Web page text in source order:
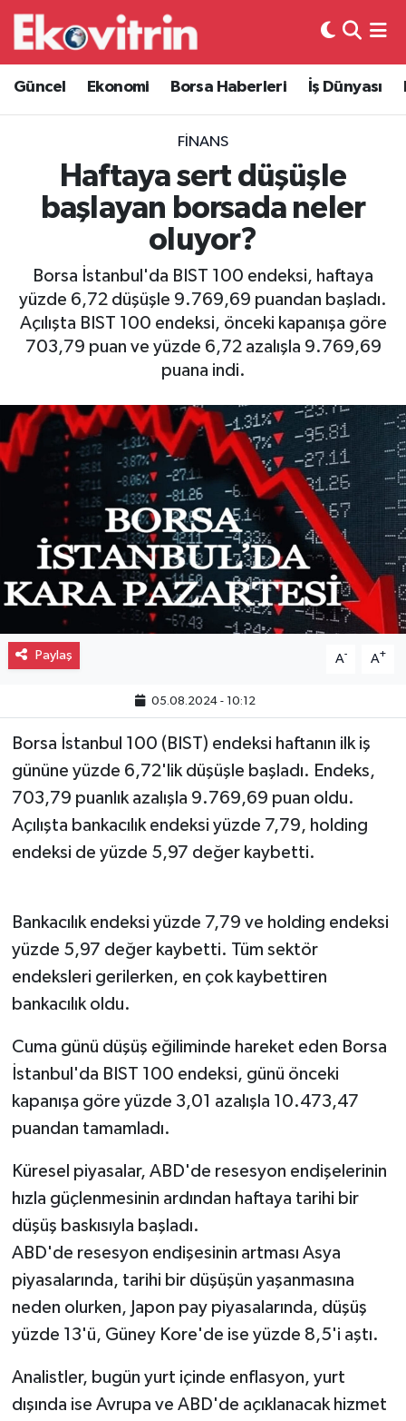
Güncel Ekonomi Borsa Haberleri İş Dünyası
FINANS
Haftaya sert düşüşle
başlayan borsada neler
oluyor?
Borsa İstanbul'da BIST 100 endeksi, haftaya
yüzde 6,72 düşüşle 9.769,69 puandan başladı.
Açılışta BIST 100 endeksi, önceki kapanışa göre
703,79 puan ve yüzde 6,72 azalışla 9.769,69
puana indi.
Paylaş A- A+
05.08.2024 - 10:12
Borsa İstanbul 100 (BIST) endeksi haftanın ilk iş
gününe yüzde 6,72'lik düşüşle başladı. Endeks,
703,79 puanlık azalışla 9.769,69 puan oldu.
Açılışta bankacılık endeksi yüzde 7,79, holding
endeksi de yüzde 5,97 değer kaybetti.
Bankacılık endeksi yüzde 7,79 ve holding endeksi
yüzde 5,97 değer kaybetti. Tüm sektör
endeksleri gerilerken, en çok kaybettiren
bankacılık oldu.
Cuma günü düşüş eğiliminde hareket eden Borsa
İstanbul'da BIST 100 endeksi, günü önceki
kapanışa göre yüzde 3,01 azalışla 10.473,47
puandan tamamladı.
Küresel piyasalar, ABD'de resesyon endişelerinin
hızla güçlenmesinin ardından haftaya tarihi bir
düşüş baskısıyla başladı.
ABD'de resesyon endişesinin artması Asya
piyasalarında, tarihi bir düşüşün yaşanmasına
neden olurken, Japon pay piyasalarında, düşüş
yüzde 13'ü, Güney Kore'de ise yüzde 8,5'i aştı.
Analistler, bugün yurt içinde enflasyon, yurt
dışında ise Avrupa ve ABD'de açıklanacak hizmet
Güncel
Ekonomi
Borsa Haberleri
İş Dünyası
Otovitrin
Asayiş
Gayrimenkul
Spor
Eğitim
Hava Durumu
Trafik Durumu
Süper Lig Puan Durumu ve Fikstür
Tüm Manşetler
Son Dakika Haberleri
Haber Arşivi